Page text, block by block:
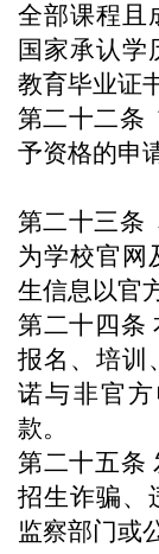
全部课程且
国家承认学
教育毕业证
第二十二条
予资格的申
第二十三条
为学校官网
生信息以官
第二十四条
报名、培训
诺与非官
款。
第二十五条
招生诈骗、
监察部门或